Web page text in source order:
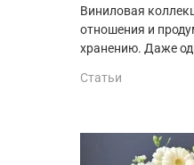
Виниловая
отношения и
хранению. Даже
Статьи